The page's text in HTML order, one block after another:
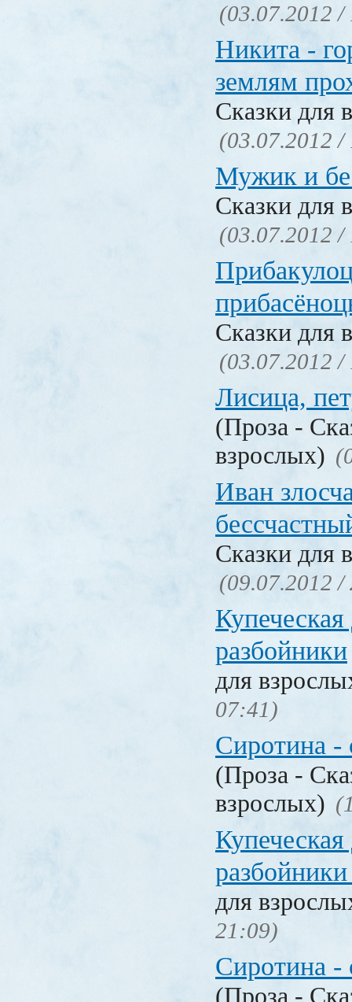
(03.07.2012 /
Никита -
землям
Сказки для
(03.07.2012 /
Мужик и
Сказки для
(03.07.2012 /
Сказки для
(03.07.2012 /
Лисица,
(Проза -
взрослых)
Иван
Сказки для
(09.07.2012 /
разбойники
для
07:41)
Сиротина -
(Проза -
взрослых)
для
21:09)
Сиротина -
(Проза -